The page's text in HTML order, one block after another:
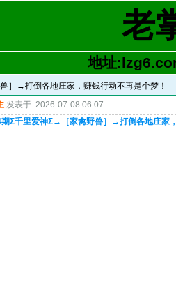
老
地址
］→打倒各地庄家，赚钱行动不再是个梦！
发表于: 2026-07-08 06:07
Σ千里爱神Σ→［家禽野兽］→打倒各地庄家